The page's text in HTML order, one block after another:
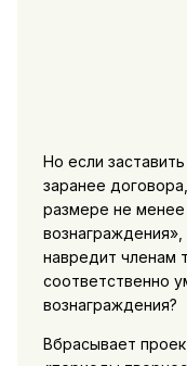
Но если
заранее
размере не
вознаграждения»,
навредит членам
соответственно
вознаграждения?
Вбрасывает